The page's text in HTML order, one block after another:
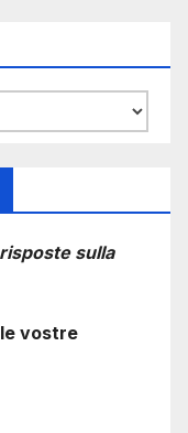
sulla
vostre